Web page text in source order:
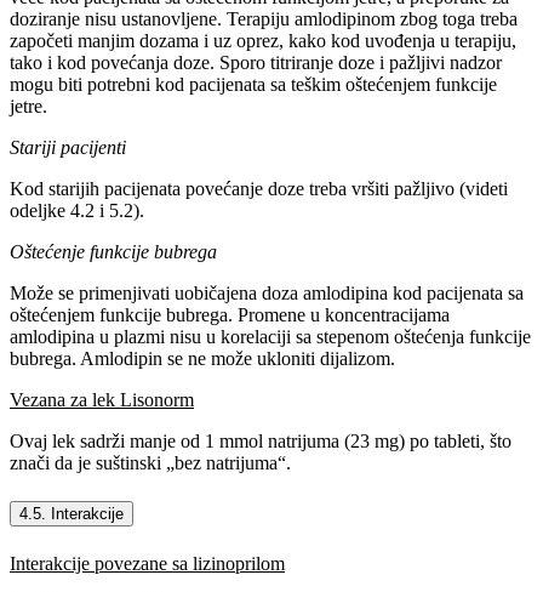
doziranje nisu ustanovljene. Terapiju amlodipinom zbog toga treba
započeti manjim dozama i uz oprez, kako kod uvođenja u terapiju,
tako i kod povećanja doze. Sporo titriranje doze i pažljivi nadzor
mogu biti potrebni kod pacijenata sa teškim oštećenjem funkcije
jetre.
Stariji pacijenti
Kod starijih pacijenata povećanje doze treba vršiti pažljivo (videti
odeljke 4.2 i 5.2).
Oštećenje funkcije bubrega
Može se primenjivati uobičajena doza amlodipina kod pacijenata sa
oštećenjem funkcije bubrega. Promene u koncentracijama
amlodipina u plazmi nisu u korelaciji sa stepenom oštećenja funkcije
bubrega. Amlodipin se ne može ukloniti dijalizom.
Vezana za lek Lisonorm
Ovaj lek sadrži manje od 1 mmol natrijuma (23 mg) po tableti, što
znači da je suštinski „bez natrijuma“.
4.5. Interakcije
Interakcije povezane sa lizinoprilom